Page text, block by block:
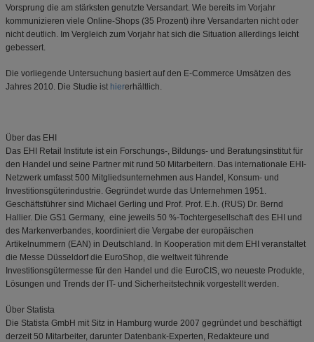
Vorsprung die am stärksten genutzte Versandart. Wie bereits im Vorjahr
kommunizieren viele Online-Shops (35 Prozent) ihre Versandarten nicht oder
nicht deutlich. Im Vergleich zum Vorjahr hat sich die Situation allerdings leicht
gebessert.
Die vorliegende Untersuchung basiert auf den E-Commerce Umsätzen des
Jahres 2010. Die Studie ist hiererhältlich.
Über das EHI
Das EHI Retail Institute ist ein Forschungs-, Bildungs- und Beratungsinstitut für
den Handel und seine Partner mit rund 50 Mitarbeitern. Das internationale EHI-
Netzwerk umfasst 500 Mitgliedsunternehmen aus Handel, Konsum- und
Investitionsgüterindustrie. Gegründet wurde das Unternehmen 1951.
Geschäftsführer sind Michael Gerling und Prof. Prof. E.h. (RUS) Dr. Bernd
Hallier. Die GS1 Germany, eine jeweils 50 %-Tochtergesellschaft des EHI und
des Markenverbandes, koordiniert die Vergabe der europäischen
Artikelnummern (EAN) in Deutschland. In Kooperation mit dem EHI veranstaltet
die Messe Düsseldorf die EuroShop, die weltweit führende
Investitionsgütermesse für den Handel und die EuroCIS, wo neueste Produkte,
Lösungen und Trends der IT- und Sicherheitstechnik vorgestellt werden.
Über Statista
Die Statista GmbH mit Sitz in Hamburg wurde 2007 gegründet und beschäftigt
derzeit 50 Mitarbeiter, darunter Datenbank-Experten, Redakteure und